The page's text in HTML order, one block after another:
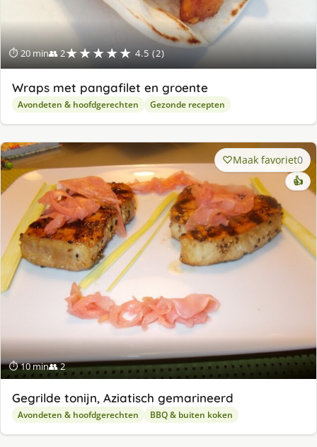
⏱ 20 min👥 2★★★★★ 4.5 (2)
Wraps met pangafilet en groente
Avondeten & hoofdgerechten Gezonde recepten
⏱ 10 min👥 2
Maak favoriet0
👍
Gegrilde tonijn, Aziatisch gemarineerd
Avondeten & hoofdgerechten BBQ & buiten koken